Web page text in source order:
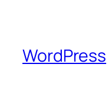
WordPress